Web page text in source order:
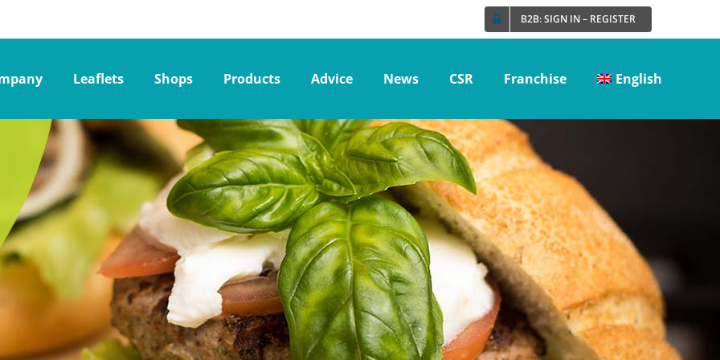
B2B: SIGN IN – REGISTER
Leaflets Shops Products Advice News CSR Franchise English